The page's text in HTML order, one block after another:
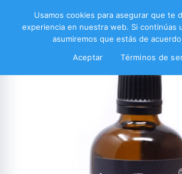
Usamos cookies para asegurar que te
experiencia en nuestra web. Si continúas
asumiremos que estás de
Aceptar
Términos de